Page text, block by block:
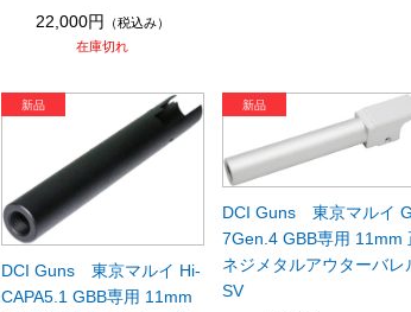
22,000円
（税込み）
在庫切れ
DCI Guns 東京マルイ Hi-
CAPA5.1 GBB専用 11mm
DCI Guns 東京マルイ
7Gen.4 GBB専用 11mm
ネジメタルアウターバレ
SV